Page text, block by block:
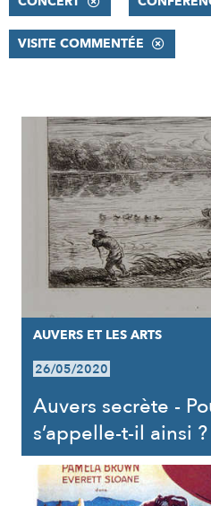
VISITE COMMENTÉE
RÉSULTATS
AUVERS ET LES ARTS
26/05/2020
Auvers secrète -
s’appelle-t-il ainsi ?